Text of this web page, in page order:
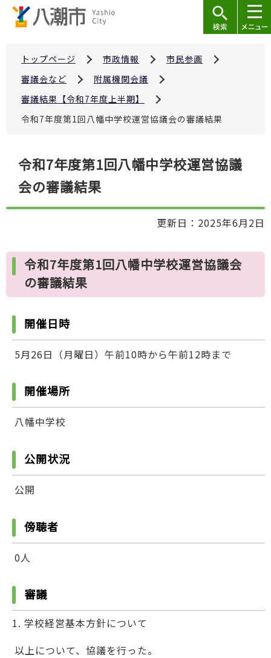
トップページ 市政情報
市民参画
審議会など
附属機関会議
審議結果【令和7年度上半期】
令和7年度第1回八幡中学校運営協議会の審議結果
令和7年度第1回八幡中学校運営協議
会の審議結果
更新日：2025年6月2日
令和7年度第1回八幡中学校運営協議会
の審議結果
開催日時
5月26日（月曜日）午前10時から午前12時まで
開催場所
八幡中学校
公開状況
公開
傍聴者
0人
審議
学校経営基本方針について
以上について、協議を行った。